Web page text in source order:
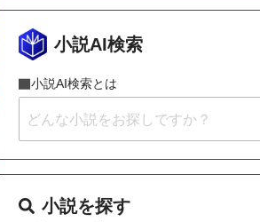
小説AI検索
小説AI検索とは
小説を探す